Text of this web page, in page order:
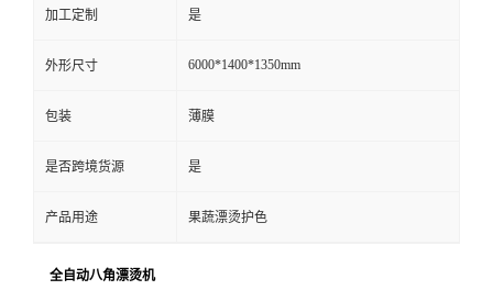
加工定制 是
外形尺寸 6000*1400*1350mm
包装 薄膜
是否跨境货源 是
产品用途 果蔬漂烫护色
全自动八角漂烫机